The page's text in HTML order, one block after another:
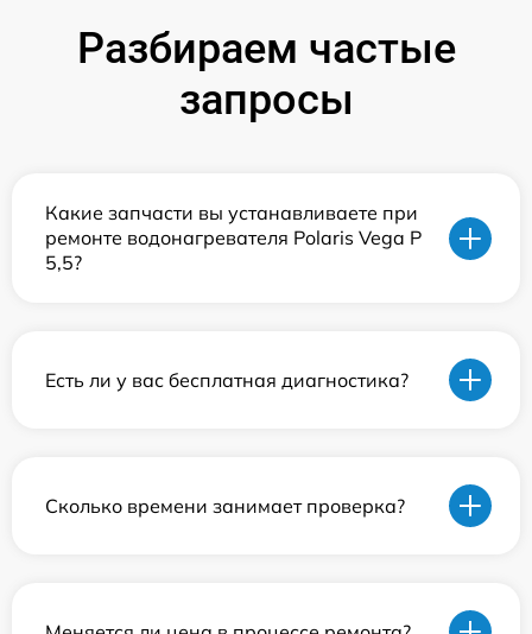
Разбираем частые
запросы
Какие запчасти вы устанавливаете при
ремонте водонагревателя Polaris Vega P
5,5?
Есть ли у вас бесплатная диагностика?
Сколько времени занимает проверка?